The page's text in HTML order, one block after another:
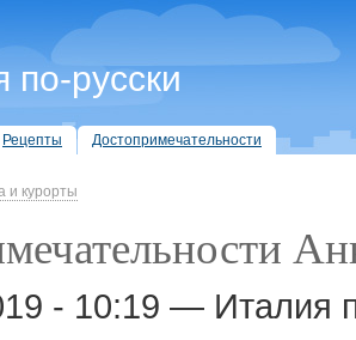
по-русски
Рецепты Достопримечательности
и курорты
- 10:19 — Италия